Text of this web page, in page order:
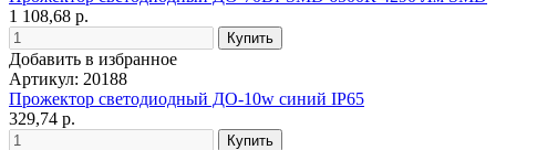
1 108,68 р.
Добавить в избранное
Артикул: 20188
Прожектор светодиодный ДО-10w синий IP65
329,74 р.